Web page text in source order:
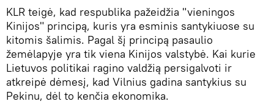
KLR teigė, kad respublika pažeidžia "vieningos
Kinijos" principą, kuris yra esminis santykiuose su
kitomis šalimis. Pagal šį principą pasaulio
žemėlapyje yra tik viena Kinijos valstybė. Kai kurie
Lietuvos politikai ragino valdžią persigalvoti ir
atkreipė dėmesį, kad Vilnius gadina santykius su
Pekinu, dėl to kenčia ekonomika.